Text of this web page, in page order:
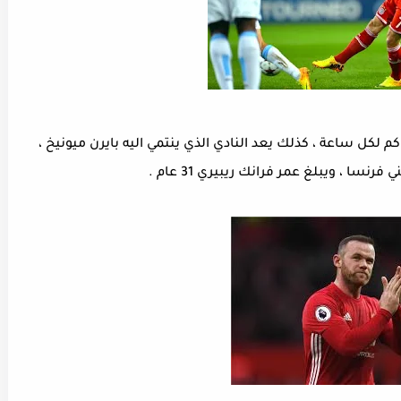
- فرانك ريبيري : تُعد سرعة هذا اللاعب 30,7 كم لكل ساعة ، كذلك يعد النادي الذي ينتمي اليه بايرن ميونيخ ،
، ويبلغ عمر فرانك ريبيري 31 عام .